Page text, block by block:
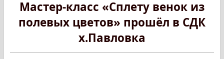
Мастер-класс «Сплету венок из
полевых цветов» прошёл в СДК
х.Павловка